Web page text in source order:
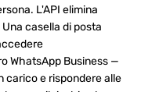
L'API elimina
casella di posta
WhatsApp Business —
carico e rispondere alle